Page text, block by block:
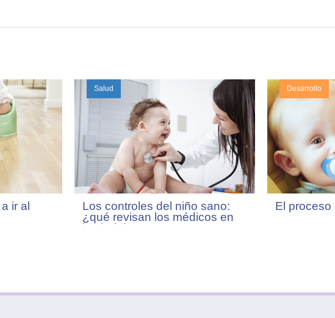
ir al
Salud
Los controles del niño sano:
¿qué revisan los médicos en
los bebés?
Desarrollo
El proceso